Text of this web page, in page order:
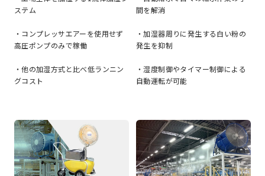
ステム
・コンプレッサエアーを使用せず
高圧ポンプのみで稼働
・他の加湿方式と比べ低ランニン
グコスト
間を解消
・加湿器周りに発生する白い粉の
発生を抑制
・湿度制御やタイマー制御による
自動運転が可能